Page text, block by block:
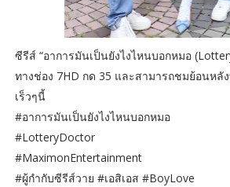
ซีรีส์ “อาการมันเป็นยังไงไหนบอกหมอ
ทางช่อง 7HD กด 35 และสามารถชมย้อนหลั
เร็วๆนี้
#อาการมันเป็นยังไงไหนบอกหมอ
#LotteryDoctor
#MaximonEntertainment
#ผู้กำกับซีรีส์วาย #เอสิเอส #BoyLove